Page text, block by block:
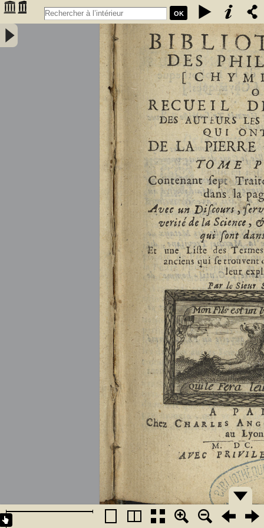
OK
Bibliothèque des philosophes [chymiques,] ou Recueil des oeuvres
des auteurs les plus approuvez qui ont écrit de la pierre philosophale.
Tome premier, contenant sept traitez... avec un discours, servant de
préface... et une liste des termes de l'art, & des mots anciens qui se
trouvent dans ces traitez... par le sieur S.D.E.M. - Salmon, William